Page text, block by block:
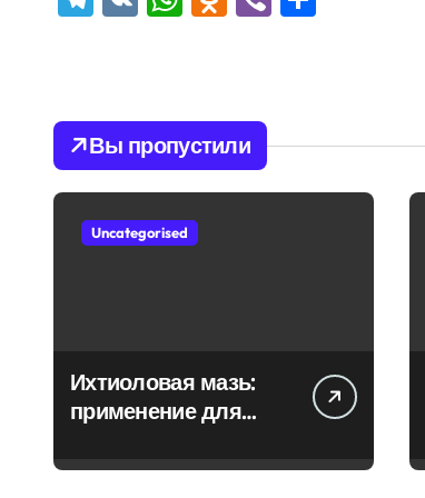
Вы пропустили
Uncategorised
Ихтиоловая мазь:
применение для